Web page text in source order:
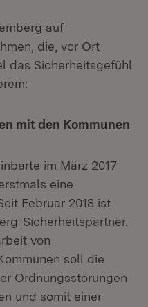
auf
die, vor Ort
das Sicherheitsgefühl
mit den Kommunen
im März 2017
in neuem Fenster)
eine
Februar 2018 ist
(Öffnet in neuem
Sicherheitspartner.
von
soll die
Ordnungsstörungen
und somit einer